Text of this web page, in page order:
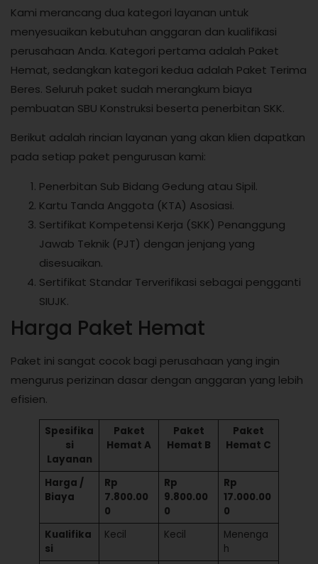
Kami merancang dua kategori layanan untuk
menyesuaikan kebutuhan anggaran dan kualifikasi
perusahaan Anda. Kategori pertama adalah Paket
Hemat, sedangkan kategori kedua adalah Paket Terima
Beres. Seluruh paket sudah merangkum biaya
pembuatan SBU Konstruksi beserta penerbitan SKK.
Berikut adalah rincian layanan yang akan klien dapatkan
pada setiap paket pengurusan kami:
Penerbitan Sub Bidang Gedung atau Sipil.
Kartu Tanda Anggota (KTA) Asosiasi.
Sertifikat Kompetensi Kerja (SKK) Penanggung
Jawab Teknik (PJT) dengan jenjang yang
disesuaikan.
Sertifikat Standar Terverifikasi sebagai pengganti
SIUJK.
Harga Paket Hemat
Paket ini sangat cocok bagi perusahaan yang ingin
mengurus perizinan dasar dengan anggaran yang lebih
efisien.
Spesifika
si
Layanan
Paket
Hemat A
Paket
Hemat B
Paket
Hemat C
Harga /
Biaya
Rp
7.800.00
0
Rp
9.800.00
0
Rp
17.000.00
0
Kualifika
si
Kecil Kecil
Menenga
h